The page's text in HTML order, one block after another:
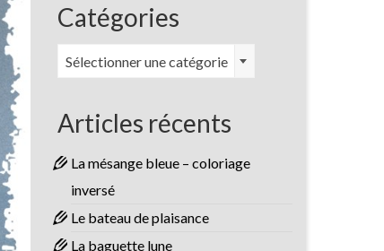
Catégories
Catégories
Sélectionner une catégorie
Articles récents
La mésange bleue – coloriage
inversé
Le bateau de plaisance
La baguette lune